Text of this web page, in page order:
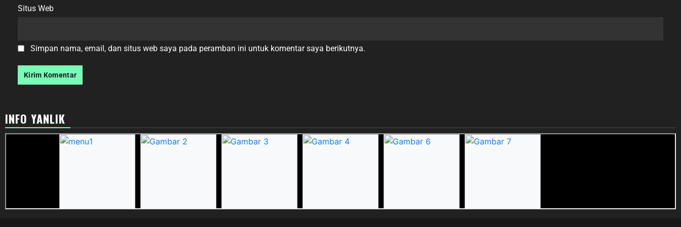
Situs Web
Simpan nama, email, dan situs web saya pada peramban ini untuk komentar saya berikutnya.
INFO YANLIK